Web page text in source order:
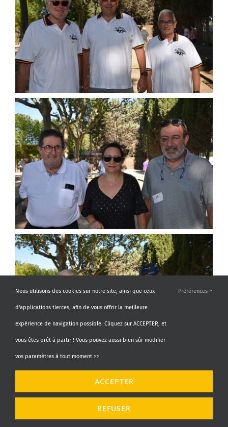
Nous utilisons des cookies sur notre site, ainsi que ceux
d'applications tierces, afin de vous offrir la meilleure
expérience de navigation possible. Cliquez sur ACCEPTER, et
vous êtes prêt à partir ! Vous pouvez aussi bien sûr modifier
vos paramètres à tout moment >>
Préférences
ACCEPTER
REFUSER